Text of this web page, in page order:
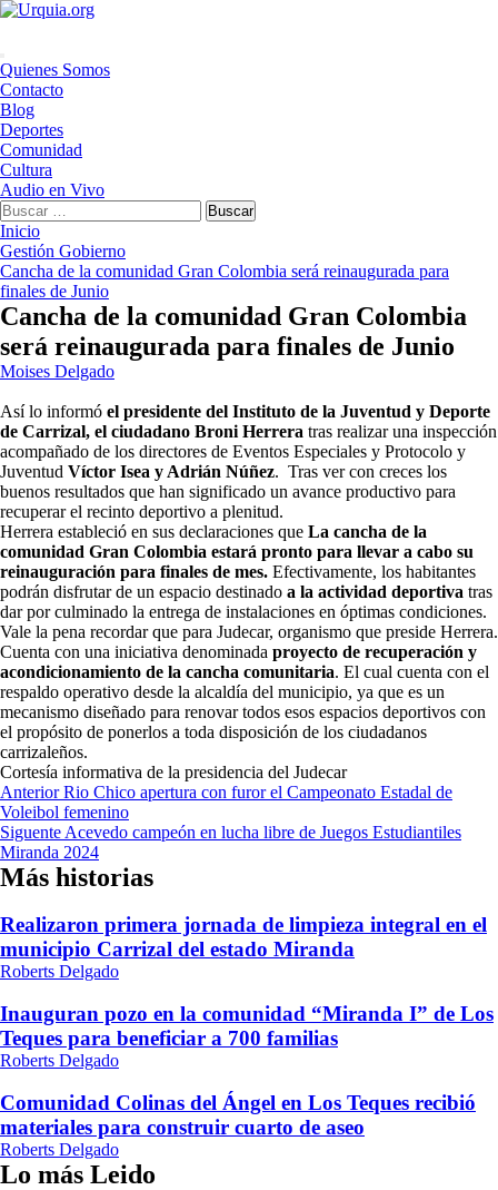
Saltar
Menú
principal
Quienes Somos
Contacto
Blog
Deportes
Comunidad
Cultura
Audio en Vivo
Buscar:
Inicio
Gestión Gobierno
Cancha de la comunidad Gran Colombia será reinaugurada para
finales de Junio
Cancha de la comunidad Gran Colombia
será reinaugurada para finales de Junio
Moises Delgado
Así lo informó el presidente del Instituto de la Juventud y Deporte
de Carrizal, el ciudadano Broni Herrera tras realizar una inspección
acompañado de los directores de Eventos Especiales y Protocolo y
Juventud Víctor Isea y Adrián Núñez. Tras ver con creces los
buenos resultados que han significado un avance productivo para
recuperar el recinto deportivo a plenitud.
Herrera estableció en sus declaraciones que La cancha de la
comunidad Gran Colombia estará pronto para llevar a cabo su
reinauguración para finales de mes. Efectivamente, los habitantes
podrán disfrutar de un espacio destinado a la actividad deportiva tras
dar por culminado la entrega de instalaciones en óptimas condiciones.
Vale la pena recordar que para Judecar, organismo que preside Herrera.
Cuenta con una iniciativa denominada proyecto de recuperación y
acondicionamiento de la cancha comunitaria. El cual cuenta con el
respaldo operativo desde la alcaldía del municipio, ya que es un
mecanismo diseñado para renovar todos esos espacios deportivos con
el propósito de ponerlos a toda disposición de los ciudadanos
carrizaleños.
Cortesía informativa de la presidencia del Judecar
Navegación
de
entradas
AnteriorRio Chico apertura con furor el Campeonato Estadal de
Voleibol femenino
Siguente Acevedo campeón en lucha libre de Juegos Estudiantiles
Miranda 2024
Más historias
Realizaron primera jornada de limpieza integral en el
municipio Carrizal del estado Miranda
Roberts Delgado
Inauguran pozo en la comunidad “Miranda I” de Los
Teques para beneficiar a 700 familias
Roberts Delgado
Comunidad Colinas del Ángel en Los Teques recibió
materiales para construir cuarto de aseo
Roberts Delgado
Lo más Leido